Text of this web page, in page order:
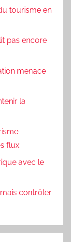
tourisme en
pas encore
menace
la
flux
avec le
contrôler